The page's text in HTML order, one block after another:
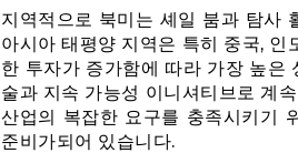
지역적으로 북미는 셰일 붐과 탐사
아시아 태평양 지역은 특히 중국,
한 투자가 증가함에 따라 가장 높은
술과 지속 가능성 이니셔티브로 계
산업의 복잡한 요구를 충족시키기
준비가되어 있습니다.